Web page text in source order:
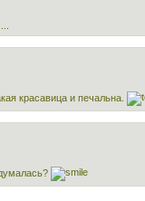
красавица и печальна.